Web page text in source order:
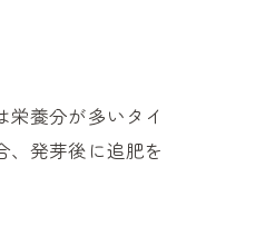
養分が多いタイ
発芽後に追肥を